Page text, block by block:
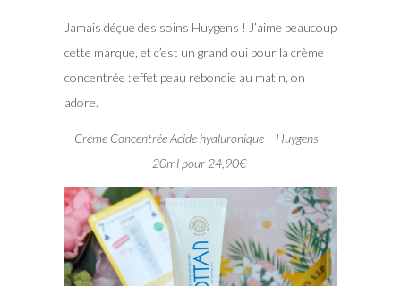
Jamais déçue des soins Huygens ! J’aime beaucoup
cette marque, et c’est un grand oui pour la crème
concentrée : effet peau rebondie au matin, on
adore.
Crème Concentrée Acide hyaluronique – Huygens –
20ml pour 24,90€